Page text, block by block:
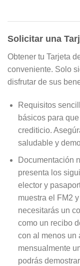
Solicitar una
Obtener tu Tarjeta
conveniente. Solo
disfrutar de sus
Requisitos
básicos para
crediticio.
saludable y
Documentación
presenta los
elector y
muestra el FM2
necesitarás un
como un recibo
con al menos un
mensualmente
podrás